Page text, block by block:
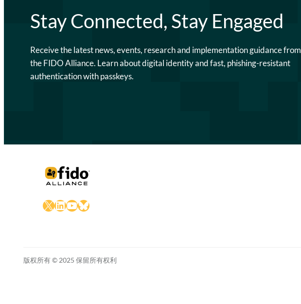
Stay Connected, Stay Engaged
Receive the latest news, events, research and implementation guidance from
the FIDO Alliance. Learn about digital identity and fast, phishing-resistant
authentication with passkeys.
X LinkedIn
YouTube
Bluesky
版权所有 © 2025 保留所有权利